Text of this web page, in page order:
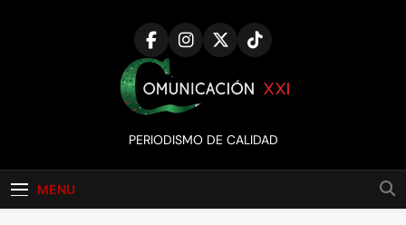
Comunicación
XXI
PERIODISMO DE CALIDAD
MENU